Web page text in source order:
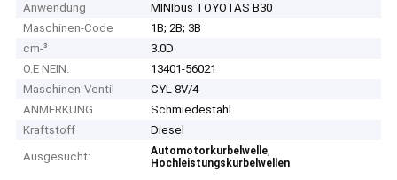
Anwendung
MINIbus TOYOTAS B30
Maschinen-Code
1B; 2B; 3B
cm-³
3.0D
O.E NEIN.
13401-56021
Maschinen-Ventil
CYL 8V/4
ANMERKUNG
Schmiedestahl
Kraftstoff
Diesel
Ausgesucht:
Automotorkurbelwelle,
Hochleistungskurbelwellen